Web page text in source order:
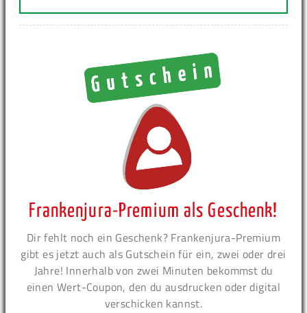
Frankenjura-Premium als Geschenk!
Dir fehlt noch ein Geschenk? Frankenjura-Premium
gibt es jetzt auch als Gutschein für ein, zwei oder drei
Jahre! Innerhalb von zwei Minuten bekommst du
einen Wert-Coupon, den du ausdrucken oder digital
verschicken kannst.